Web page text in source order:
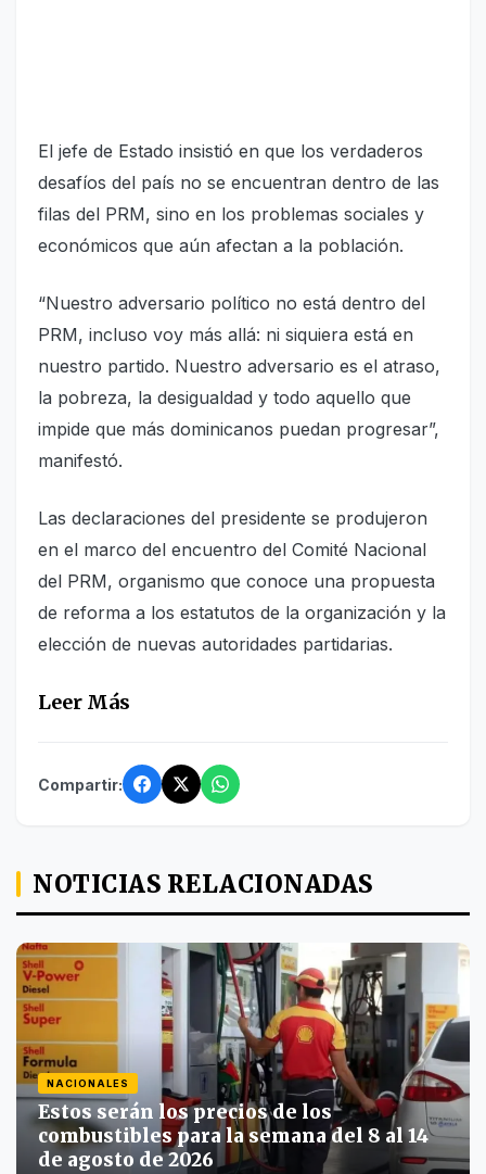
El jefe de Estado insistió en que los verdaderos
desafíos del país no se encuentran dentro de las
filas del PRM, sino en los problemas sociales y
económicos que aún afectan a la población.
“Nuestro adversario político no está dentro del
PRM, incluso voy más allá: ni siquiera está en
nuestro partido. Nuestro adversario es el atraso,
la pobreza, la desigualdad y todo aquello que
impide que más dominicanos puedan progresar”,
manifestó.
Las declaraciones del presidente se produjeron
en el marco del encuentro del Comité Nacional
del PRM, organismo que conoce una propuesta
de reforma a los estatutos de la organización y la
elección de nuevas autoridades partidarias.
Leer Más
Compartir:
NOTICIAS RELACIONADAS
NACIONALES
Estos serán los precios de los
combustibles para la semana del 8 al 14
de agosto de 2026